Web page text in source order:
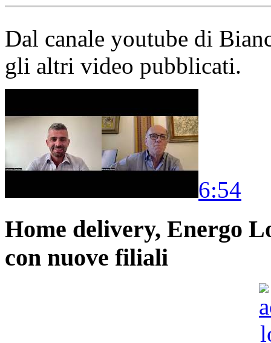
Dal canale youtube di
gli altri video pubblicati.
6:54
Home delivery, Energo
con nuove filiali